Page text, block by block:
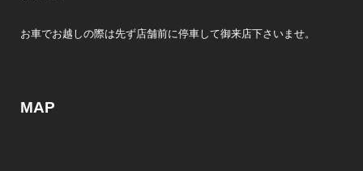
お車でお越しの際は先ず店舗前に停車して御来店下さいませ。
MAP